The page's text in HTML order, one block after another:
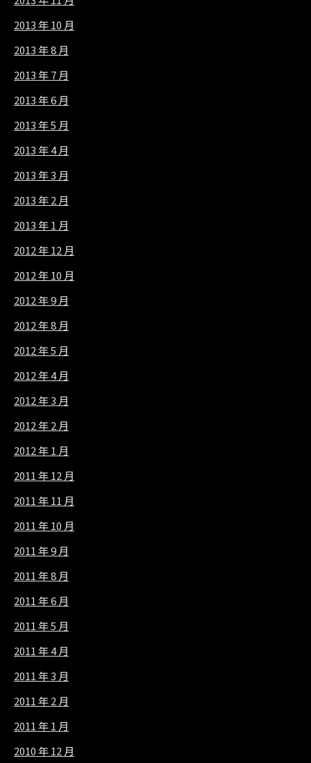
2013 年 10 月
2013 年 8 月
2013 年 7 月
2013 年 6 月
2013 年 5 月
2013 年 4 月
2013 年 3 月
2013 年 2 月
2013 年 1 月
2012 年 12 月
2012 年 10 月
2012 年 9 月
2012 年 8 月
2012 年 5 月
2012 年 4 月
2012 年 3 月
2012 年 2 月
2012 年 1 月
2011 年 12 月
2011 年 11 月
2011 年 10 月
2011 年 9 月
2011 年 8 月
2011 年 6 月
2011 年 5 月
2011 年 4 月
2011 年 3 月
2011 年 2 月
2011 年 1 月
2010 年 12 月